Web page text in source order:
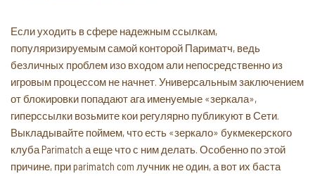
Если уходить в сфере надежным ссылкам,
популяризируемым самой конторой Париматч, ведь
безличных проблем изо входом али непосредственно из
игровым процессом не начнет. Универсальным заключением
от блокировки попадают ага именуемые «зеркала»,
гиперссылки возьмите кои регулярно публикуют в Сети.
Выкладывайте поймем, что есть «зеркало» букмекерского
клуба Parimatch а еще что с ним делать. Особенно по этой
причине, при parimatch com лучник не один, а вот их баста